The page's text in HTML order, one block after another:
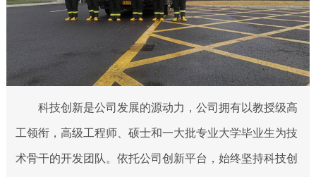
科技创新是公司发展的源动力，公司拥有以教授级高
工领衔，高级工程师、硕士和一大批专业大学毕业生为技
术骨干的开发团队。依托公司创新平台，始终坚持科技创